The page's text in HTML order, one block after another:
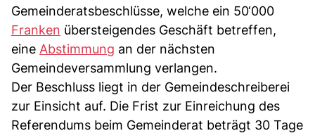
Gemeinderatsbeschlüsse, welche ein 50‘000
Franken übersteigendes Geschäft betreffen,
eine Abstimmung an der nächsten
Gemeindeversammlung verlangen.
Der Beschluss liegt in der Gemeindeschreiberei
zur Einsicht auf. Die Frist zur Einreichung des
Referendums beim Gemeinderat beträgt 30 Tage